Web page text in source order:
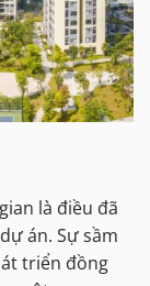
là điều đã
án. Sự sầm
triển đồng